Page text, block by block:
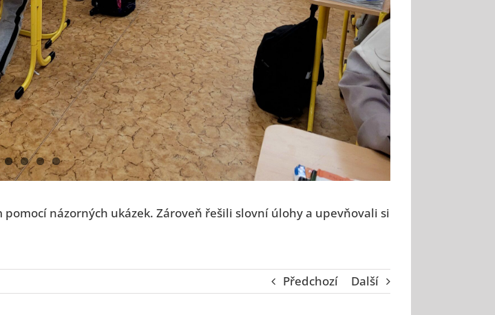
Předchozí Další
názorných ukázek. Zároveň řešili slovní úlohy a upevňovali si